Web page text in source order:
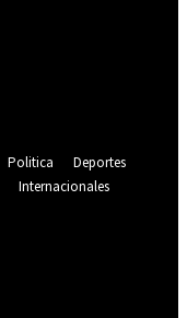
Politica
Deportes
Internacionales